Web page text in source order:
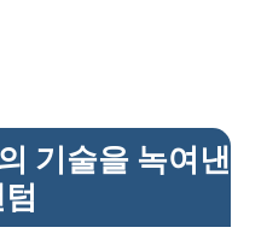
기술을 녹여낸